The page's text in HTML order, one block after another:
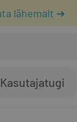
lähemalt ➔
Kasutajatugi